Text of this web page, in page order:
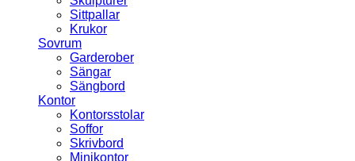
Sittpallar
Krukor
Sovrum
Garderober
Sängar
Sängbord
Kontor
Kontorsstolar
Soffor
Skrivbord
Minikontor